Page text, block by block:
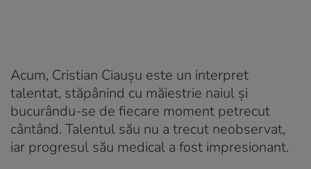
Acum, Cristian Ciaușu este un interpret
talentat, stăpânind cu măiestrie naiul și
bucurându-se de fiecare moment petrecut
cântând. Talentul său nu a trecut neobservat,
iar progresul său medical a fost impresionant.